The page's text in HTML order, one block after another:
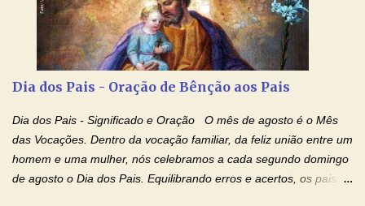
Dia dos Pais - Oração de Bênção aos Pais
Dia dos Pais - Significado e Oração O mês de agosto é o Mês
das Vocações. Dentro da vocação familiar, da feliz união entre um
homem e uma mulher, nós celebramos a cada segundo domingo
de agosto o Dia dos Pais. Equilibrando erros e acertos, os pais